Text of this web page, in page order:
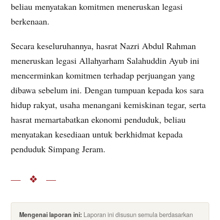
beliau menyatakan komitmen meneruskan legasi
berkenaan.
Secara keseluruhannya, hasrat Nazri Abdul Rahman
meneruskan legasi Allahyarham Salahuddin Ayub ini
mencerminkan komitmen terhadap perjuangan yang
dibawa sebelum ini. Dengan tumpuan kepada kos sara
hidup rakyat, usaha menangani kemiskinan tegar, serta
hasrat memartabatkan ekonomi penduduk, beliau
menyatakan kesediaan untuk berkhidmat kepada
penduduk Simpang Jeram.
— ❖ —
Mengenai laporan ini: Laporan ini disusun semula berdasarkan